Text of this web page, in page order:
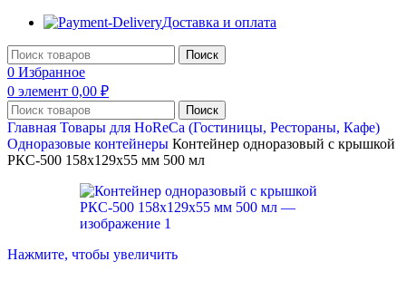
Доставка и оплата
Поиск
0 Избранное
0 элемент 0,00 ₽
Поиск
Главная Товары для HoReCa (Гостиницы, Рестораны, Кафе)
Одноразовые контейнеры Контейнер одноразовый с крышкой
РКС-500 158х129х55 мм 500 мл
Нажмите, чтобы увеличить